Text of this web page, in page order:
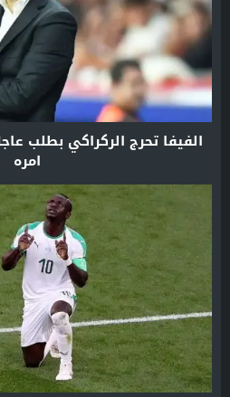
الفيفا تحرج الركراكي بطلب
امره